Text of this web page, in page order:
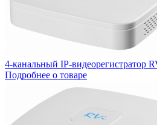
4-канальный IP-видеорегистратор
Подробнее о товаре